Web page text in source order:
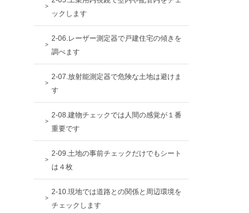
ックします
2-06.レーザー測定器で戸建住宅の傾きを
調べます
2-07.放射能測定器で危険な土地は避けま
す
2-08.建物チェックでは人間の感覚が１番
重要です
2-09.土地の事前チェックだけでもシート
は４枚
2-10.現地では道路との関係と周辺環境を
チェックします